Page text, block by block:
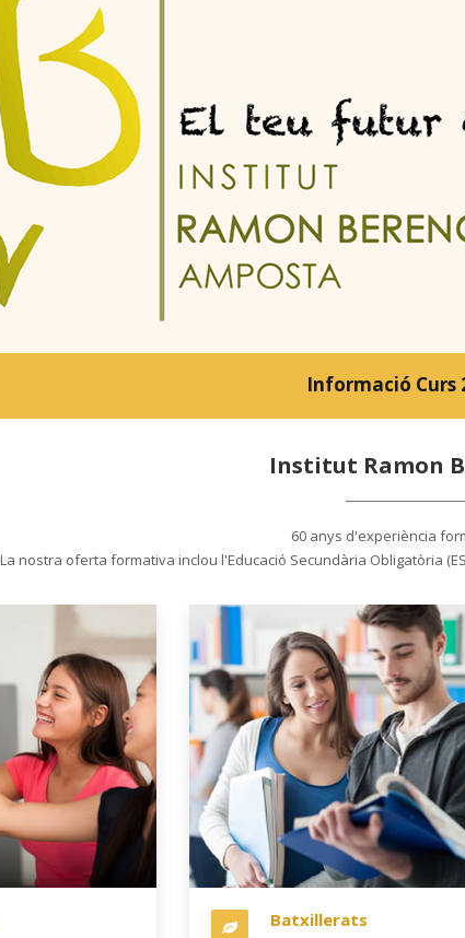
Informació Curs
Institut Ramon
60 anys d'experiència
La nostra oferta formativa inclou l'Educació Secundària Obligatòria
Batxillerats